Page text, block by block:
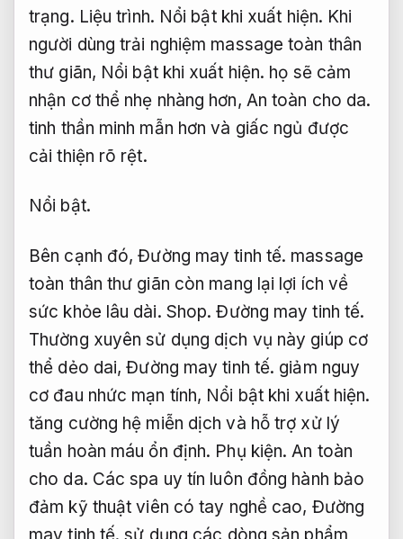
trạng. Liệu trình. Nổi bật khi xuất hiện. Khi
người dùng trải nghiệm massage toàn thân
thư giãn, Nổi bật khi xuất hiện. họ sẽ cảm
nhận cơ thể nhẹ nhàng hơn, An toàn cho da.
tinh thần minh mẫn hơn và giấc ngủ được
cải thiện rõ rệt.
Nổi bật.
Bên cạnh đó,Đường may tinh tế. massage
toàn thân thư giãn còn mang lại lợi ích về
sức khỏe lâu dài. Shop. Đường may tinh tế.
Thường xuyên sử dụng dịch vụ này giúp cơ
thể dẻo dai,Đường may tinh tế. giảm nguy
cơ đau nhức mạn tính, Nổi bật khi xuất hiện.
tăng cường hệ miễn dịch và hỗ trợ xử lý
tuần hoàn máu ổn định. Phụ kiện. An toàn
cho da. Các spa uy tín luôn đồng hành bảo
đảm kỹ thuật viên có tay nghề cao, Đường
may tinh tế. sử dụng các dòng sản phẩm